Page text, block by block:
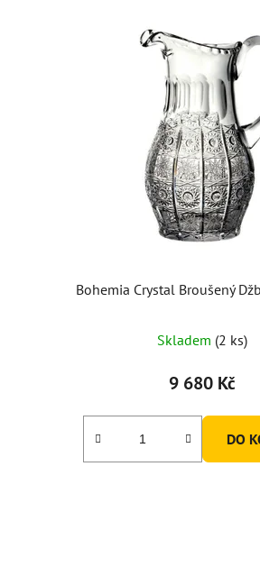
Bohemia Crystal Broušený
Skladem (2 ks)
9 680 Kč
DO